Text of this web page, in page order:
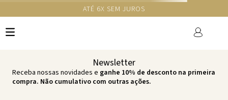
GANHE 10% NA PRIMEIRA COMPRA COM O CUPOM NEWS10